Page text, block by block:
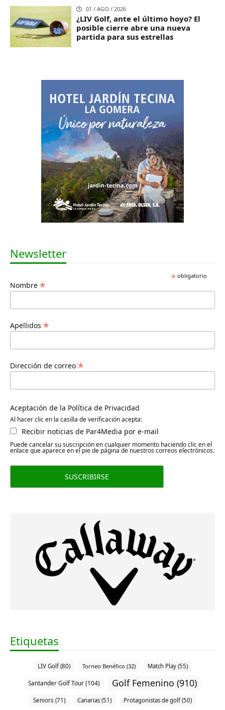
01 / AGO / 2026
¿LIV Golf, ante el último hoyo? El
posible cierre abre una nueva
partida para sus estrellas
Newsletter
*obligatorio
Nombre *
Apellidos *
Dirección de correo *
Aceptación de la Política de Privacidad
Al hacer clic en la casilla de verificación acepta:
Recibir noticias de Par4Media por e-mail
Puede cancelar su suscripción en cualquier momento haciendo clic en el
enlace que aparece en el pie de página de nuestros correos electrónicos.
Etiquetas
LIV Golf (80) Torneo Benéfico (32) Match Play (55)
Santander Golf Tour (104) Golf Femenino (910)
Seniors (71) Canarias (51) Protagonistas de golf (50)